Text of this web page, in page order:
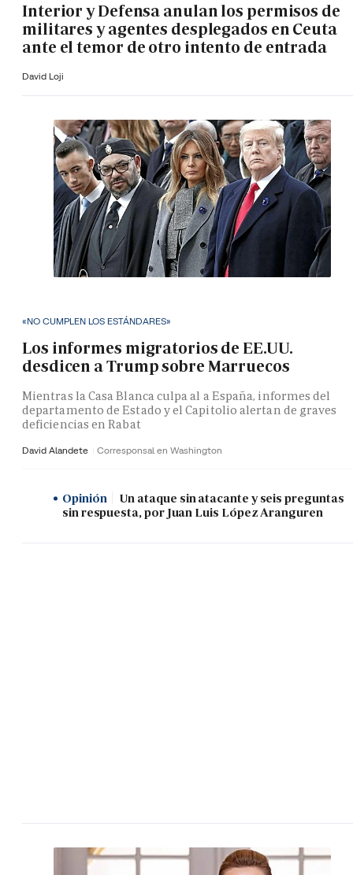
Interior y Defensa anulan los permisos de
militares y agentes desplegados en Ceuta
ante el temor de otro intento de entrada
David Loji
«NO CUMPLEN LOS ESTÁNDARES»
Los informes migratorios de EE.UU.
desdicen a Trump sobre Marruecos
Mientras la Casa Blanca culpa al a España, informes del
departamento de Estado y el Capitolio alertan de graves
deficiencias en Rabat
David Alandete Corresponsal en Washington
Opinión
Un ataque sin atacante y seis preguntas
sin respuesta, por Juan Luis López Aranguren